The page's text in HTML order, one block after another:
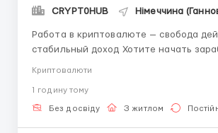
CRYPT0HUB Німеччина
Работа в криптовалюте — свобода
стабильный доход Хотите начать зарабатывать на
возможностью ежедневного дохода и
поддержкой на каждом этапе. Почему вы можете
Криптовалюти
1 годину тому
Без досвіду З житлом